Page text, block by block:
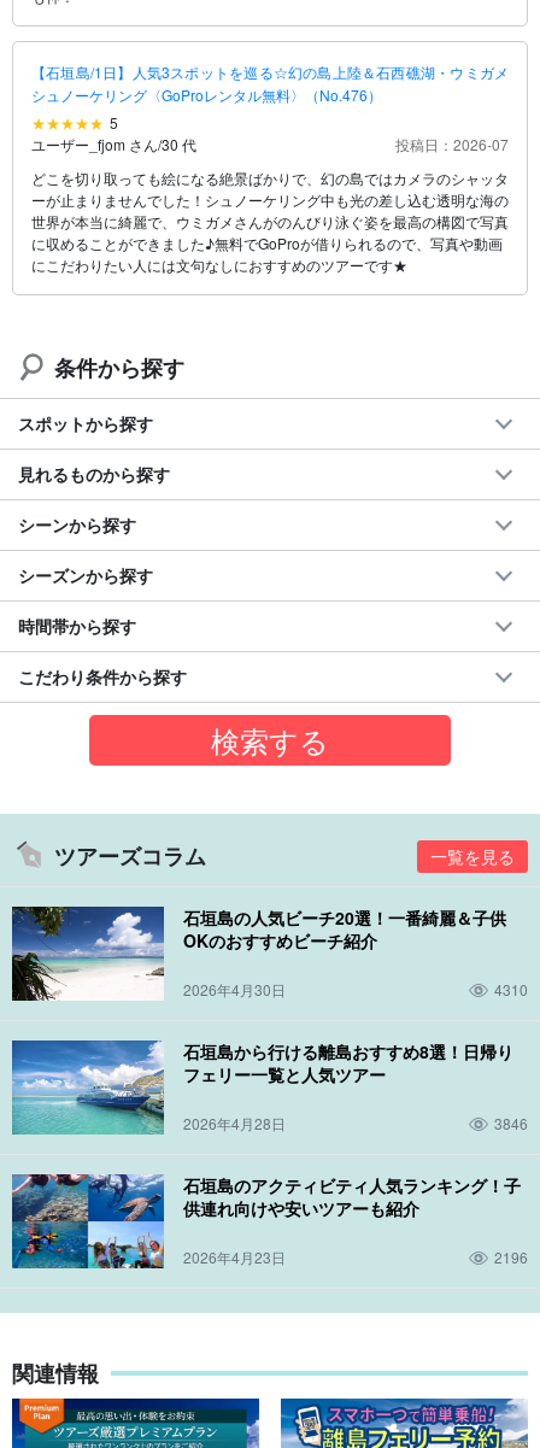
【石垣島/1日】人気3スポットを巡る☆幻の島上陸＆石西礁湖・ウミガメ
シュノーケリング〈GoProレンタル無料〉（No.476）
5
ユーザー_fjom さん/30 代
投稿日：2026-07
どこを切り取っても絵になる絶景ばかりで、幻の島ではカメラのシャッタ
ーが止まりませんでした！シュノーケリング中も光の差し込む透明な海の
世界が本当に綺麗で、ウミガメさんがのんびり泳ぐ姿を最高の構図で写真
に収めることができました♪無料でGoProが借りられるので、写真や動画
にこだわりたい人には文句なしにおすすめのツアーです★
条件から探す
スポットから探す
見れるものから探す
シーンから探す
シーズンから探す
時間帯から探す
こだわり条件から探す
ツアーズコラム 一覧を見る
石垣島の人気ビーチ20選！一番綺麗＆子供
OKのおすすめビーチ紹介
2026年4月30日 4310
石垣島から行ける離島おすすめ8選！日帰り
フェリー一覧と人気ツアー
2026年4月28日 3846
石垣島のアクティビティ人気ランキング！子
供連れ向けや安いツアーも紹介
2026年4月23日 2196
関連情報